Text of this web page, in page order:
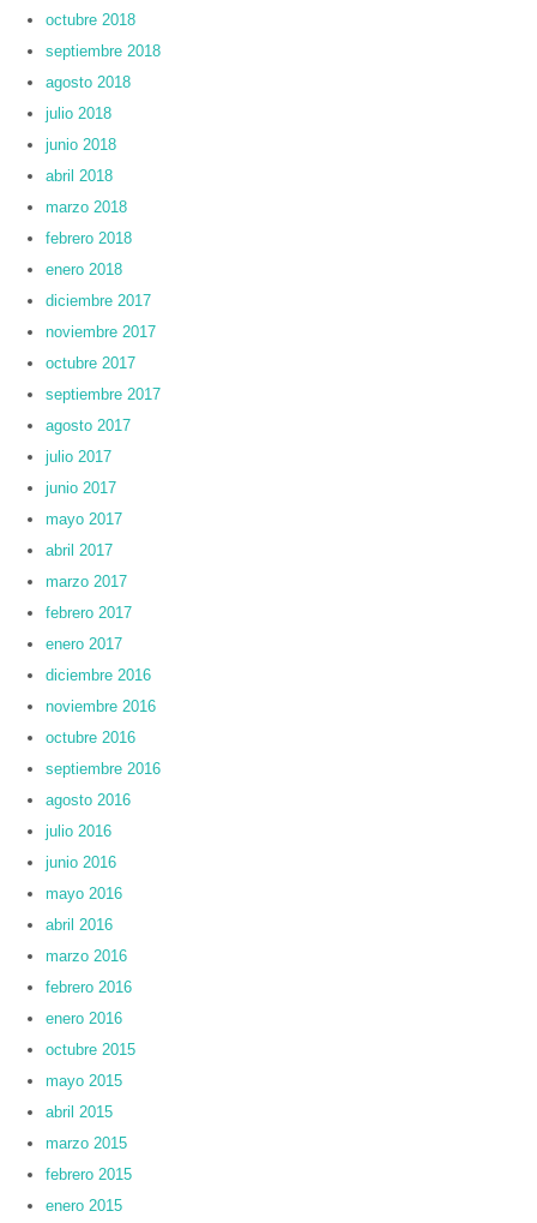
octubre 2018
septiembre 2018
agosto 2018
julio 2018
junio 2018
abril 2018
marzo 2018
febrero 2018
enero 2018
diciembre 2017
noviembre 2017
octubre 2017
septiembre 2017
agosto 2017
julio 2017
junio 2017
mayo 2017
abril 2017
marzo 2017
febrero 2017
enero 2017
diciembre 2016
noviembre 2016
octubre 2016
septiembre 2016
agosto 2016
julio 2016
junio 2016
mayo 2016
abril 2016
marzo 2016
febrero 2016
enero 2016
octubre 2015
mayo 2015
abril 2015
marzo 2015
febrero 2015
enero 2015